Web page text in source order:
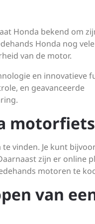
Honda bekend om
Honda nog
van de motor.
en innovatieve
en geavanceerde
vinden. Je kunt
zijn er online
motoren te
van